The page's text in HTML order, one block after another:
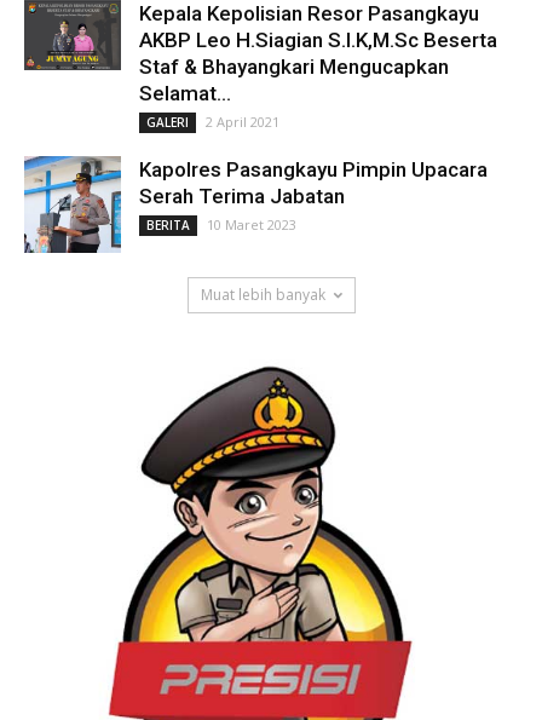
Kepala Kepolisian Resor Pasangkayu
AKBP Leo H.Siagian S.I.K,M.Sc Beserta
Staf & Bhayangkari Mengucapkan
Selamat...
GALERI 2 April 2021
Kapolres Pasangkayu Pimpin Upacara
Serah Terima Jabatan
BERITA 10 Maret 2023
Muat lebih banyak